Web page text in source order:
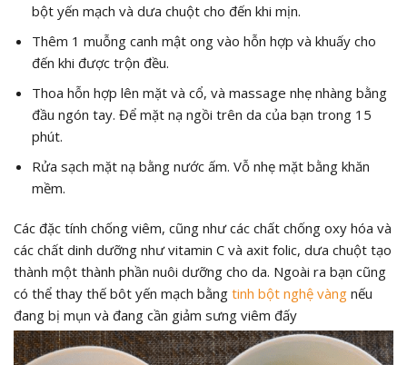
bột yến mạch và dưa chuột cho đến khi mịn.
Thêm 1 muỗng canh mật ong vào hỗn hợp và khuấy cho
đến khi được trộn đều.
Thoa hỗn hợp lên mặt và cổ, và massage nhẹ nhàng bằng
đầu ngón tay. Để mặt nạ ngồi trên da của bạn trong 15
phút.
Rửa sạch mặt nạ bằng nước ấm. Vỗ nhẹ mặt bằng khăn
mềm.
Các đặc tính chống viêm, cũng như các chất chống oxy hóa và
các chất dinh dưỡng như vitamin C và axit folic, dưa chuột tạo
thành một thành phần nuôi dưỡng cho da. Ngoài ra bạn cũng
có thể thay thế bôt yến mạch bằng tinh bột nghệ vàng nếu
đang bị mụn và đang cần giảm sưng viêm đấy